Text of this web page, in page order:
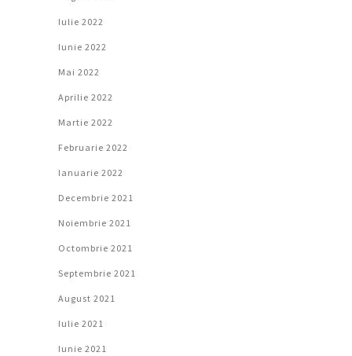
Iulie 2022
Iunie 2022
Mai 2022
Aprilie 2022
Martie 2022
Februarie 2022
Ianuarie 2022
Decembrie 2021
Noiembrie 2021
Octombrie 2021
Septembrie 2021
August 2021
Iulie 2021
Iunie 2021